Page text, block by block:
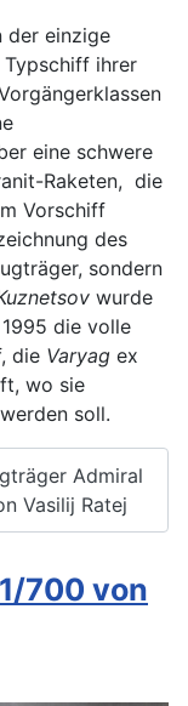
der einzige
Typschiff ihrer
eine schwere
Raketen, die
Vorschiff
des
sondern
wurde
die volle
die Varyag ex
wo sie
soll.
Admiral
Vasilij Ratej
700 von